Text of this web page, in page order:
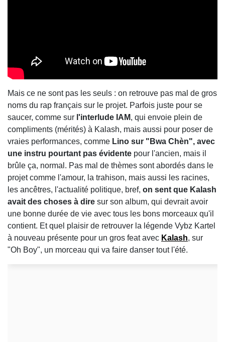
Mais ce ne sont pas les seuls : on retrouve pas mal de gros
noms du rap français sur le projet. Parfois juste pour se
saucer, comme sur l'interlude IAM, qui envoie plein de
compliments (mérités) à Kalash, mais aussi pour poser de
vraies performances, comme Lino sur "Bwa Chèn", avec
une instru pourtant pas évidente pour l'ancien, mais il
brûle ça, normal. Pas mal de thèmes sont abordés dans le
projet comme l'amour, la trahison, mais aussi les racines,
les ancêtres, l'actualité politique, bref, on sent que Kalash
avait des choses à dire sur son album, qui devrait avoir
une bonne durée de vie avec tous les bons morceaux qu'il
contient. Et quel plaisir de retrouver la légende Vybz Kartel
à nouveau présente pour un gros feat avec Kalash, sur
"Oh Boy", un morceau qui va faire danser tout l'été.